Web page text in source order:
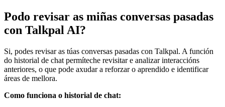
Podo revisar as miñas conversas pasadas
con Talkpal AI?
Si, podes revisar as túas conversas pasadas con Talkpal. A función
do historial de chat permíteche revisitar e analizar interaccións
anteriores, o que pode axudar a reforzar o aprendido e identificar
áreas de mellora.
Como funciona o historial de chat: